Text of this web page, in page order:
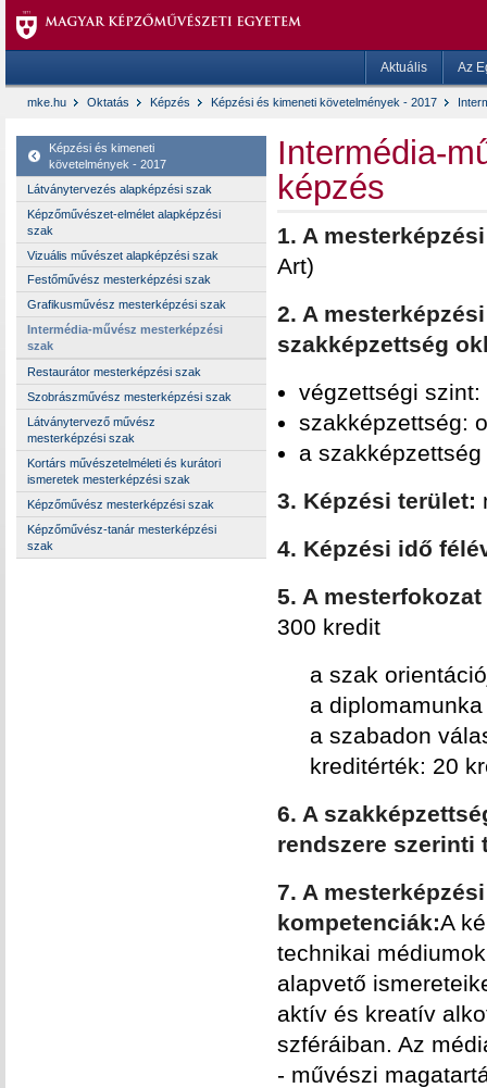
Aktuális Az
mke.hu Oktatás Képzés Képzési és kimeneti követelmények - 2017
Képzési és kimeneti
követelmények - 2017
Látványtervezés alapképzési szak
Képzőművészet-elmélet alapképzési
szak
Vizuális művészet alapképzési szak
Festőművész mesterképzési szak
Grafikusművész mesterképzési szak
Intermédia-művész mesterképzési
szak
Restaurátor mesterképzési szak
Szobrászművész mesterképzési szak
Látványtervező művész
mesterképzési szak
Kortárs művészetelméleti és kurátori
ismeretek mesterképzési szak
Képzőművész mesterképzési szak
Képzőművész-tanár mesterképzési
szak
Intermédia-
képzés
1. A
Art)
2. A
szakképzettség
végzettségi
szakképzettség:
a
3. Képzési terület:
4. Képzési idő
5. A
300 kredit
a szak
a
a szabadon
kreditérték: 20
6. A
rendszere
7. A
kompetenciák:A
technikai
alapvető
aktív és kreatív
szféráiban. Az
- művészi